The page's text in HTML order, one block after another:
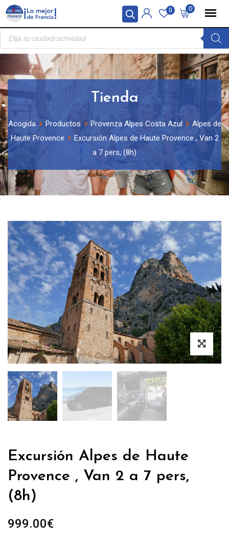
Panel de gestión de cookies
Skip
content
0
0
Búsqueda
productos
Tienda
Acogida Productos Provenza Alpes Costa Azul
Alpes de
Haute Provence
Excursión Alpes de Haute Provence , Van 2
a 7 pers, (8h)
Excursión Alpes de Haute
Provence , Van 2 a 7 pers,
(8h)
999.00€